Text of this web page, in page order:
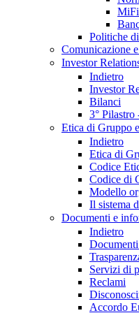
Politiche
Comunicazione
Investor
Indietro
Investor
Bilanci
3°
Etica di Gruppo
Indietro
Etica di
Codice
Codice di
Modello
Il sistema
Documenti e
Indietro
Servizi di
Reclami
Accordo